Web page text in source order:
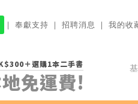
｜ 奉獻支持 ｜ 招聘消息 ｜ 我的收
＋選購1本二手書
免運費!